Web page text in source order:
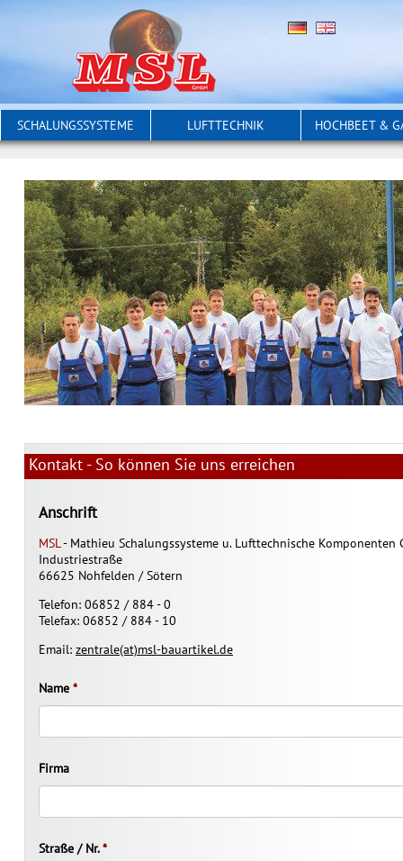
SCHALUNGSSYSTEME LUFTTECHNIK HOCHBEET &
Kontakt - So können Sie uns erreichen
Anschrift
MSL- Mathieu Schalungssysteme u. Lufttechnische Komponenten
Industriestraße
66625 Nohfelden / Sötern
Telefon: 06852 / 884 - 0
Telefax: 06852 / 884 - 10
Email: zentrale(at)msl-bauartikel.de
Name *
Firma
Straße / Nr.*